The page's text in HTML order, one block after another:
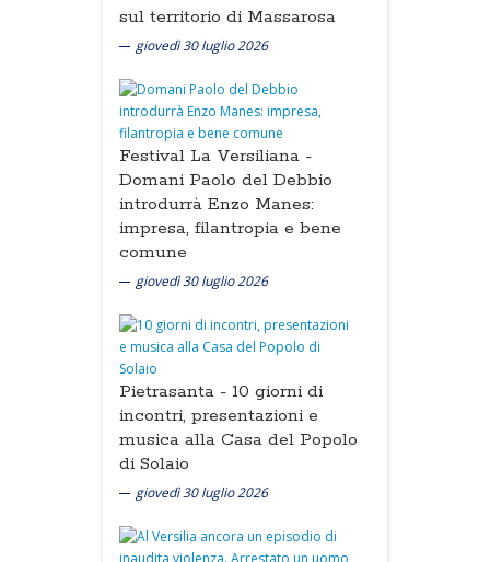
sul territorio di Massarosa
giovedì 30 luglio 2026
Festival La Versiliana -
Domani Paolo del Debbio
introdurrà Enzo Manes:
impresa, filantropia e bene
comune
giovedì 30 luglio 2026
Pietrasanta - 10 giorni di
incontri, presentazioni e
musica alla Casa del Popolo
di Solaio
giovedì 30 luglio 2026